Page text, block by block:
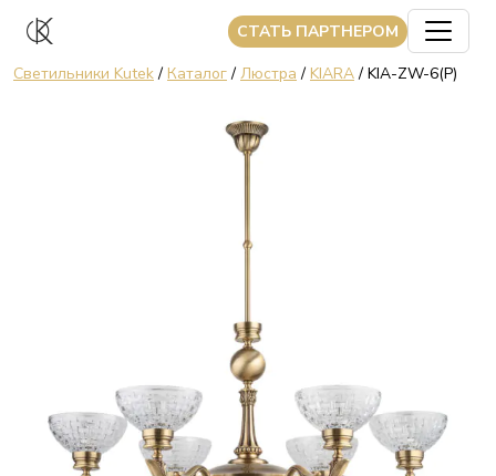
CТАТЬ ПАРТНЕРОМ
Светильники Kutek/ Каталог/ Люстра / KIARA/ KIA-ZW-6(P)